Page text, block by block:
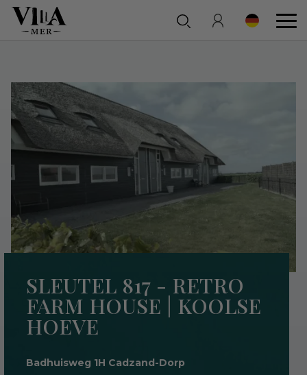
SLEUTEL 817 - RETRO
FARM HOUSE | KOOLSE
HOEVE
Badhuisweg 1H Cadzand-Dorp